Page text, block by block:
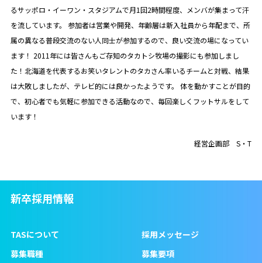
るサッポロ・イーワン・スタジアムで月1回2時間程度、メンバが集まって汗
を流しています。 参加者は営業や開発、年齢層は新入社員から年配まで、所
属の異なる普段交流のない人同士が参加するので、良い交流の場になってい
ます！ 2011年には皆さんもご存知のタカトシ牧場の撮影にも参加しまし
た！北海道を代表するお笑いタレントのタカさん率いるチームと対戦、結果
は大敗しましたが、テレビ的には良かったようです。 体を動かすことが目的
で、初心者でも気軽に参加できる活動なので、毎回楽しくフットサルをして
います！
経営企画部 S・T
新卒採用情報
TASについて
採用メッセージ
募集職種
募集要項